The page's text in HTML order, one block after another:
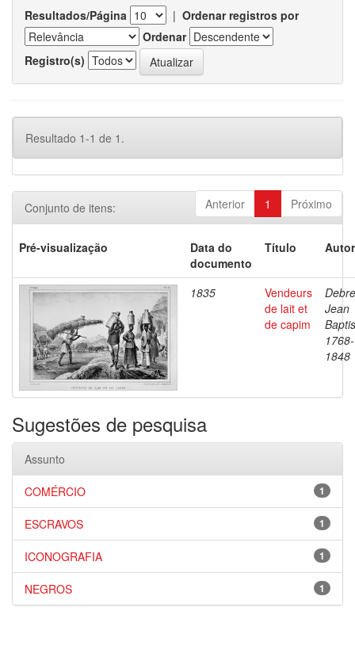
Resultados/Página | Ordenar registros por
Ordenar
Registro(s)
Resultado 1-1 de 1.
Anterior 1 Próximo
Conjunto de itens:
Pré-visualização
Data do
documento
Título
1835
Vendeurs
de lait et
de capim
Jean
1768-
1848
Sugestões de pesquisa
Assunto
1
COMÉRCIO
1
ESCRAVOS
1
ICONOGRAFIA
1
NEGROS